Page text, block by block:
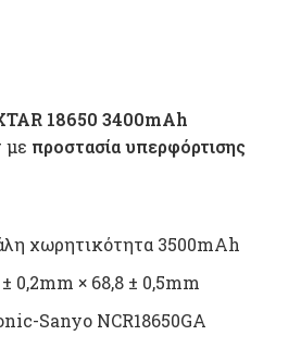
είναι:
20,50 €.
18650 3400mAh
με προστασία υπερφόρτισης
χωρητικότητα 3500mAh
0,2mm × 68,8 ± 0,5mm
Sanyo NCR18650GA